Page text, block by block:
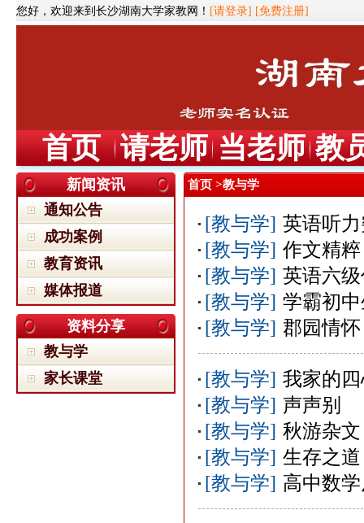
您好，欢迎来到长沙湖南大学家教网！ [请登录] [免费注册]
首页 请老师 当老师 教
新闻资讯
通知公告
成功案例
教育资讯
媒体报道
资料分享
教与学
家长课堂
首页 >教与学
[教与学] 英语听
[教与学] 作文精
[教与学] 英语六
[教与学] 学霸初
[教与学] 郡园情怀
[教与学] 我家的
[教与学] 声声别
[教与学] 秋游杂文
[教与学] 生存之道
[教与学] 高中数